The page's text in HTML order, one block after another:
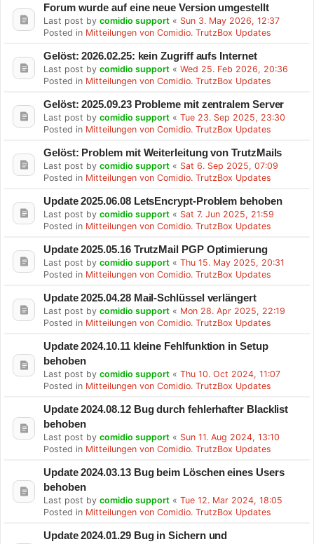
Forum wurde auf eine neue Version umgestellt
Last post by comidio support « Sun 3. May 2026, 12:37
Posted in Mitteilungen von Comidio. TrutzBox Updates
Gelöst: 2026.02.25: kein Zugriff aufs Internet
Last post by comidio support « Wed 25. Feb 2026, 20:36
Posted in Mitteilungen von Comidio. TrutzBox Updates
Gelöst: 2025.09.23 Probleme mit zentralem Server
Last post by comidio support « Tue 23. Sep 2025, 23:30
Posted in Mitteilungen von Comidio. TrutzBox Updates
Gelöst: Problem mit Weiterleitung von TrutzMails
Last post by comidio support « Sat 6. Sep 2025, 07:09
Posted in Mitteilungen von Comidio. TrutzBox Updates
Update 2025.06.08 LetsEncrypt-Problem behoben
Last post by comidio support « Sat 7. Jun 2025, 21:59
Posted in Mitteilungen von Comidio. TrutzBox Updates
Update 2025.05.16 TrutzMail PGP Optimierung
Last post by comidio support « Thu 15. May 2025, 20:31
Posted in Mitteilungen von Comidio. TrutzBox Updates
Update 2025.04.28 Mail-Schlüssel verlängert
Last post by comidio support « Mon 28. Apr 2025, 22:19
Posted in Mitteilungen von Comidio. TrutzBox Updates
Update 2024.10.11 kleine Fehlfunktion in Setup
behoben
Last post by comidio support « Thu 10. Oct 2024, 11:07
Posted in Mitteilungen von Comidio. TrutzBox Updates
Update 2024.08.12 Bug durch fehlerhafter Blacklist
behoben
Last post by comidio support « Sun 11. Aug 2024, 13:10
Posted in Mitteilungen von Comidio. TrutzBox Updates
Update 2024.03.13 Bug beim Löschen eines Users
behoben
Last post by comidio support « Tue 12. Mar 2024, 18:05
Posted in Mitteilungen von Comidio. TrutzBox Updates
Update 2024.01.29 Bug in Sichern und